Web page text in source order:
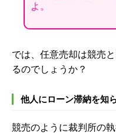
よ。
では、任意売却は競売
るのでしょうか？
他人にローン滞納を知
競売のように裁判所の